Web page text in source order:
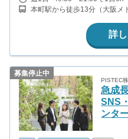
給換算で、4,000円〜6,000円
を稼ぐインターン生もいます。 【就活支援制度】 大学3年生・4年
生には、自己分析から就職先
削、面接対策の就活サポート
本町駅から徒歩13分（大阪メ
（大阪メトロ中央線、堺筋線）
詳
募集停止中
PISTEC
急成
SNS
ンタ